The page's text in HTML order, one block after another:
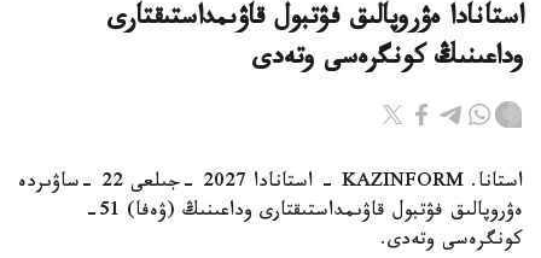
استانادا ەۋروپالىق فۋتبول قاۋىمداستىقتارى
وداعىنىڭ كونگرەسى وتەدى
استانا. KAZINFORM - استانادا 2027 -جىلعى 22 -ساۋىردە
ەۋروپالىق فۋتبول قاۋىمداستىقتارى وداعىنىڭ (ۋەفا) 51-
كونگرەسى وتەدى.